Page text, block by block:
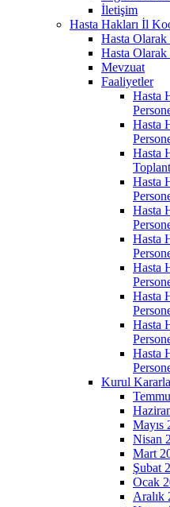
İletişim
Hasta Hakları İl
Hasta Olarak
Hasta
Mevzuat
Faaliyetler
Hasta
Hasta
Hasta
Hasta
Hasta
Hasta
Hasta
Hasta
Hasta
Hasta
Kurul
Mayıs
Nisan
Mart
Şubat
Ocak
Aralık